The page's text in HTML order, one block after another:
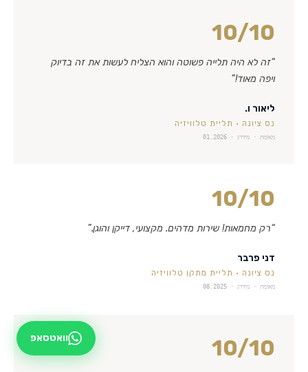
10/10
“זה לא היה תלייה פשוטה והוא הצליח לעשות את זה בדיוק
ויפה מאוד!”
ליאור ו.
נס ציונה · תליית טלוויזיה
מאומת · מידרג · 01.2026
10/10
“רק מחמאות! שירות מדהים. מקצועי, דייקן והוגן.”
דני פרבר
נס ציונה · תליית מתקן טלוויזיה
מאומת · מידרג · 08.2025
10/10 וואטסאפ